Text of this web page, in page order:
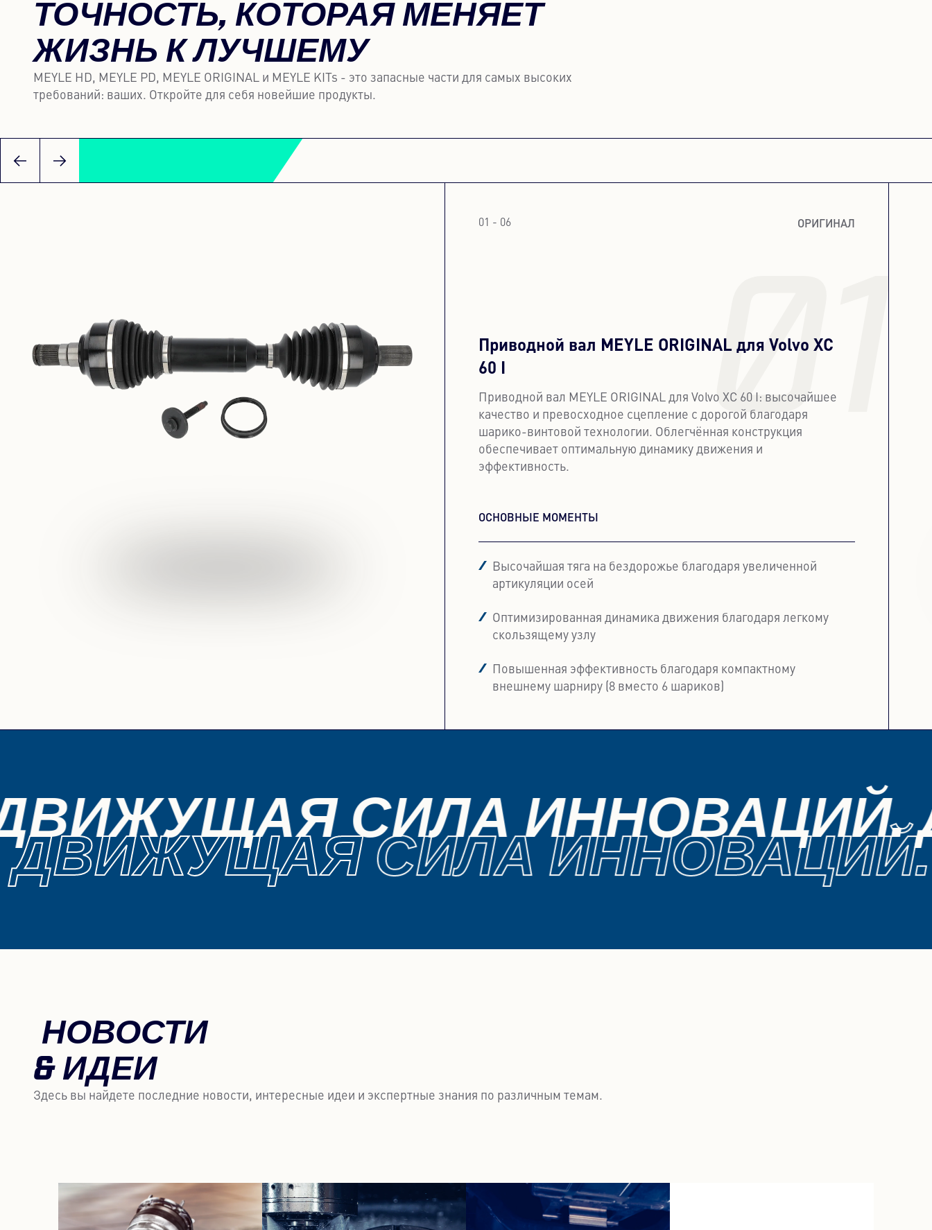
ТОЧНОСТЬ, КОТОРАЯ МЕНЯЕТ
ЖИЗНЬ К ЛУЧШЕМУ
MEYLE HD, MEYLE PD, MEYLE ORIGINAL и MEYLE KITs - это запасные части для самых высоких
требований: ваших. Откройте для себя новейшие продукты.
01 - 06 ОРИГИНАЛ
Приводной вал MEYLE ORIGINAL для Volvo XC
60 I
Приводной вал MEYLE ORIGINAL для Volvo XC 60 I: высочайшее
качество и превосходное сцепление с дорогой благодаря
шарико-винтовой технологии. Облегчённая конструкция
обеспечивает оптимальную динамику движения и
эффективность.
ОСНОВНЫЕ МОМЕНТЫ
Высочайшая тяга на бездорожье благодаря увеличенной
артикуляции осей
Оптимизированная динамика движения благодаря легкому
скользящему узлу
Повышенная эффективность благодаря компактному
внешнему шарниру (8 вместо 6 шариков)
01
СИЛА
ДВИЖУЩАЯ СИЛА
НОВОСТИ
& ИДЕИ
Здесь вы найдете последние новости, интересные идеи и экспертные знания по различным темам.